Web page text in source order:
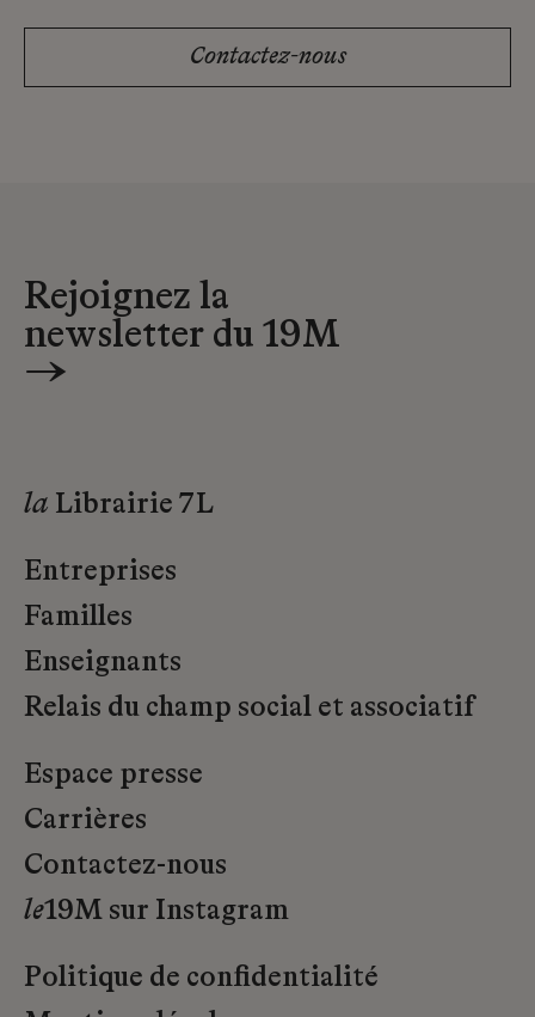
Contactez-nous
Rejoignez la
newsletter du 19M
→
la Librairie 7L
Entreprises
Familles
Enseignants
Relais du champ social et associatif
Espace presse
Carrières
Contactez-nous
le19M sur Instagram
Politique de confidentialité